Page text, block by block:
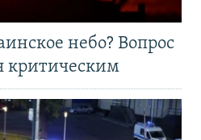
небо? Вопрос
критическим